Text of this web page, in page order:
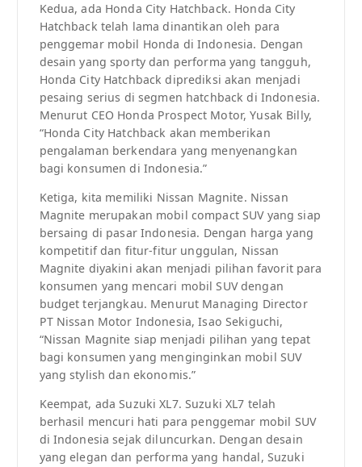
Kedua, ada Honda City Hatchback. Honda City
Hatchback telah lama dinantikan oleh para
penggemar mobil Honda di Indonesia. Dengan
desain yang sporty dan performa yang tangguh,
Honda City Hatchback diprediksi akan menjadi
pesaing serius di segmen hatchback di Indonesia.
Menurut CEO Honda Prospect Motor, Yusak Billy,
“Honda City Hatchback akan memberikan
pengalaman berkendara yang menyenangkan
bagi konsumen di Indonesia.”
Ketiga, kita memiliki Nissan Magnite. Nissan
Magnite merupakan mobil compact SUV yang siap
bersaing di pasar Indonesia. Dengan harga yang
kompetitif dan fitur-fitur unggulan, Nissan
Magnite diyakini akan menjadi pilihan favorit para
konsumen yang mencari mobil SUV dengan
budget terjangkau. Menurut Managing Director
PT Nissan Motor Indonesia, Isao Sekiguchi,
“Nissan Magnite siap menjadi pilihan yang tepat
bagi konsumen yang menginginkan mobil SUV
yang stylish dan ekonomis.”
Keempat, ada Suzuki XL7. Suzuki XL7 telah
berhasil mencuri hati para penggemar mobil SUV
di Indonesia sejak diluncurkan. Dengan desain
yang elegan dan performa yang handal, Suzuki